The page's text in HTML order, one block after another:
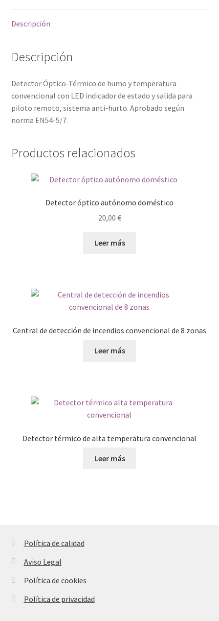
Descripción
Descripción
Detector Óptico-Térmico de humo y temperatura
convencional con LED indicador de estado y salida para
piloto remoto, sistema anti-hurto. Aprobado según
norma EN54-5/7.
Productos relacionados
Detector óptico autónomo doméstico
20,00 €
Leer más
Central de detección de incendios convencional de 8 zonas
Leer más
Detector térmico de alta temperatura convencional
Leer más
Política de calidad
Aviso Legal
Política de cookies
Política de privacidad